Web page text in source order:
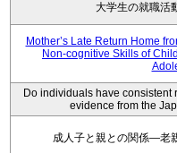
大学生の就職活
Mother’s Late Return Home
Non-cognitive Skills of
Do individuals have consistent
evidence from the
成人子と親との関係―老